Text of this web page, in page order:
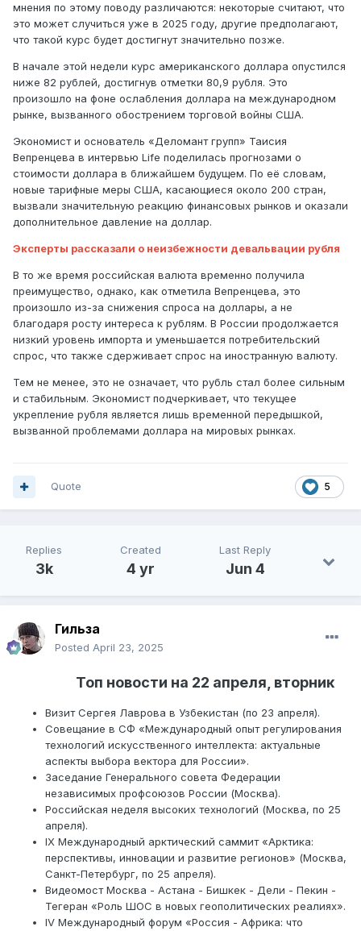
мнения по этому поводу различаются: некоторые считают, что
это может случиться уже в 2025 году, другие предполагают,
что такой курс будет достигнут значительно позже.
В начале этой недели курс американского доллара опустился
ниже 82 рублей, достигнув отметки 80,9 рубля. Это
произошло на фоне ослабления доллара на международном
рынке, вызванного обострением торговой войны США.
Экономист и основатель «Деломант групп» Таисия
Вепренцева в интервью Life поделилась прогнозами о
стоимости доллара в ближайшем будущем. По её словам,
новые тарифные меры США, касающиеся около 200 стран,
вызвали значительную реакцию финансовых рынков и оказали
дополнительное давление на доллар.
Эксперты рассказали о неизбежности девальвации рубля
В то же время российская валюта временно получила
преимущество, однако, как отметила Вепренцева, это
произошло из-за снижения спроса на доллары, а не
благодаря росту интереса к рублям. В России продолжается
низкий уровень импорта и уменьшается потребительский
спрос, что также сдерживает спрос на иностранную валюту.
Тем не менее, это не означает, что рубль стал более сильным
и стабильным. Экономист подчеркивает, что текущее
укрепление рубля является лишь временной передышкой,
вызванной проблемами доллара на мировых рынках.
5
Quote
Replies
3k
Created
4 yr
Last Reply
Jun 4
Гильза
Posted April 23, 2025
Топ новости на 22 апреля, вторник
Визит Сергея Лаврова в Узбекистан (по 23 апреля).
Совещание в СФ «Международный опыт регулирования
технологий искусственного интеллекта: актуальные
аспекты выбора вектора для России».
Заседание Генерального совета Федерации
независимых профсоюзов России (Москва).
Российская неделя высоких технологий (Москва, по 25
апреля).
IX Международный арктический саммит «Арктика:
перспективы, инновации и развитие регионов» (Москва,
Санкт-Петербург, по 25 апреля).
Видеомост Москва - Астана - Бишкек - Дели - Пекин -
Тегеран «Роль ШОС в новых геополитических реалиях».
IV Международный форум «Россия - Африка: что